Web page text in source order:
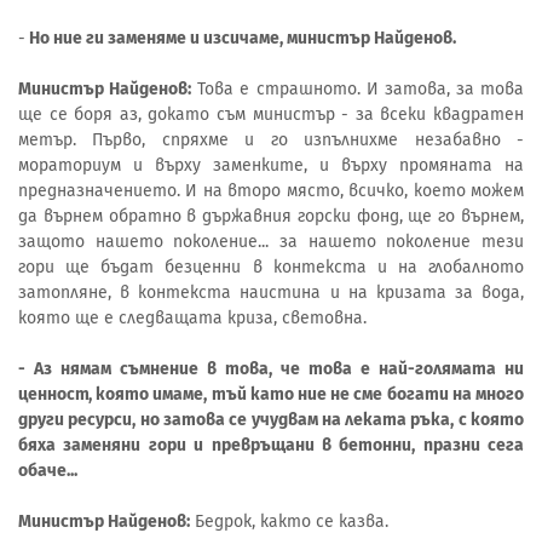
- Но ние ги заменяме и изсичаме, министър Найденов.
Министър Найденов: Това е страшното. И затова, за това
ще се боря аз, докато съм министър - за всеки квадратен
метър. Първо, спряхме и го изпълнихме незабавно -
мораториум и върху заменките, и върху промяната на
предназначението. И на второ място, всичко, което можем
да върнем обратно в държавния горски фонд, ще го върнем,
защото нашето поколение... за нашето поколение тези
гори ще бъдат безценни в контекста и на глобалното
затопляне, в контекста наистина и на кризата за вода,
която ще е следващата криза, световна.
- Аз нямам съмнение в това, че това е най-голямата ни
ценност, която имаме, тъй като ние не сме богати на много
други ресурси, но затова се учудвам на леката ръка, с която
бяха заменяни гори и превръщани в бетонни, празни сега
обаче...
Министър Найденов: Бедрок, както се казва.